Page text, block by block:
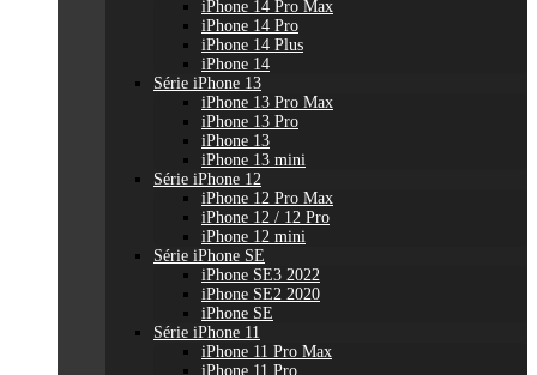
iPhone 14 Pro Max
iPhone 14 Pro
iPhone 14 Plus
iPhone 14
Série iPhone 13
iPhone 13 Pro Max
iPhone 13 Pro
iPhone 13
iPhone 13 mini
Série iPhone 12
iPhone 12 Pro Max
iPhone 12 / 12 Pro
iPhone 12 mini
Série iPhone SE
iPhone SE3 2022
iPhone SE2 2020
iPhone SE
Série iPhone 11
iPhone 11 Pro Max
iPhone 11 Pro